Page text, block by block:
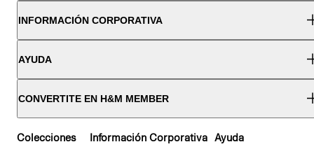
INFORMACIÓN CORPORATIVA
AYUDA
CONVERTITE EN H&M MEMBER
Colecciones Información Corporativa Ayuda